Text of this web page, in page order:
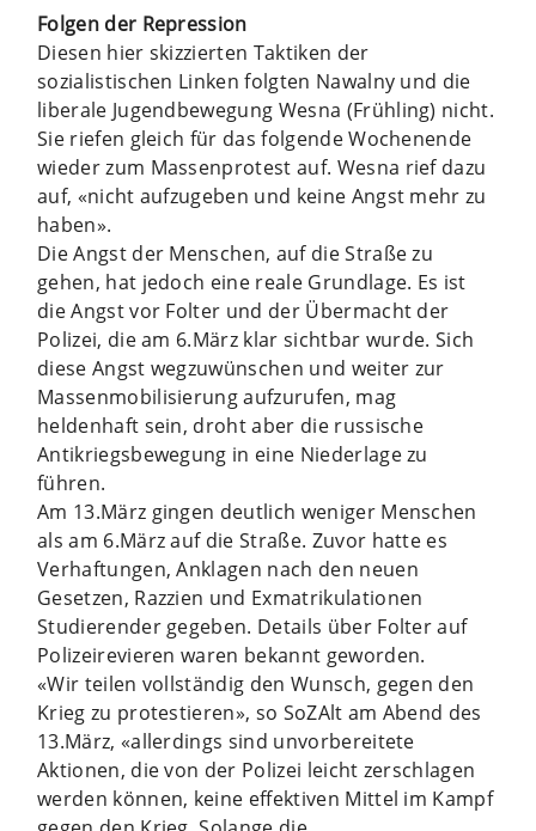
Folgen der Repression
Diesen hier skizzierten Taktiken der
sozialistischen Linken folgten Nawalny und die
liberale Jugendbewegung Wesna (Frühling) nicht.
Sie riefen gleich für das folgende Wochenende
wieder zum Massenprotest auf. ­Wesna rief dazu
auf, «nicht aufzugeben und keine Angst mehr zu
haben».
Die Angst der Menschen, auf die Straße zu
gehen, hat jedoch eine reale Grundlage. Es ist
die Angst vor Folter und der Übermacht der
Polizei, die am 6.März klar sichtbar wurde. Sich
diese Angst wegzuwünschen und weiter zur
Massenmobilisierung aufzurufen, mag
heldenhaft sein, droht aber die russische
Antikriegsbewegung in eine Niederlage zu
führen.
Am 13.März gingen deutlich weniger Menschen
als am 6.März auf die Straße. Zuvor hatte es
Verhaftungen, Anklagen nach den neuen
Gesetzen, Razzien und Exmatrikulationen
Studierender gegeben. Details über Folter auf
Polizeirevieren waren bekannt geworden.
«Wir teilen vollständig den Wunsch, gegen den
Krieg zu protestieren», so SoZAlt am Abend des
13.März, «allerdings sind unvorbereitete
Aktionen, die von der Polizei leicht zerschlagen
werden können, keine effektiven Mittel im Kampf